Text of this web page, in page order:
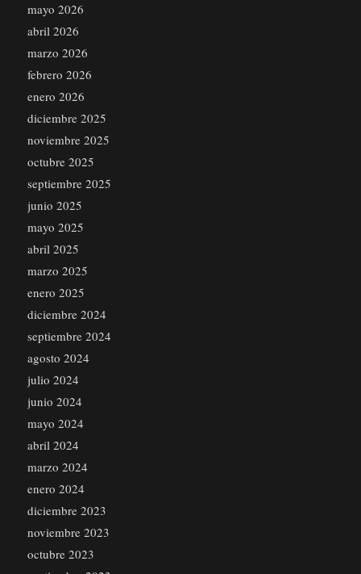
mayo 2026
abril 2026
marzo 2026
febrero 2026
enero 2026
diciembre 2025
noviembre 2025
octubre 2025
septiembre 2025
junio 2025
mayo 2025
abril 2025
marzo 2025
enero 2025
diciembre 2024
septiembre 2024
agosto 2024
julio 2024
junio 2024
mayo 2024
abril 2024
marzo 2024
enero 2024
diciembre 2023
noviembre 2023
octubre 2023